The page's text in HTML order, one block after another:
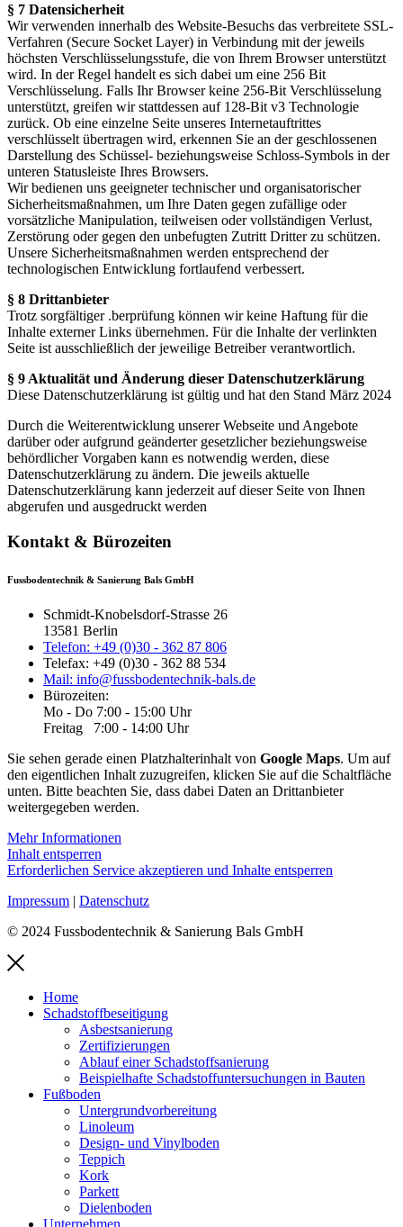
§ 7 Datensicherheit
Wir verwenden innerhalb des Website-Besuchs das verbreitete SSL-
Verfahren (Secure Socket Layer) in Verbindung mit der jeweils
höchsten Verschlüsselungsstufe, die von Ihrem Browser unterstützt
wird. In der Regel handelt es sich dabei um eine 256 Bit
Verschlüsselung. Falls Ihr Browser keine 256-Bit Verschlüsselung
unterstützt, greifen wir stattdessen auf 128-Bit v3 Technologie
zurück. Ob eine einzelne Seite unseres Internetauftrittes
verschlüsselt übertragen wird, erkennen Sie an der geschlossenen
Darstellung des Schüssel- beziehungsweise Schloss-Symbols in der
unteren Statusleiste Ihres Browsers.
Wir bedienen uns geeigneter technischer und organisatorischer
Sicherheitsmaßnahmen, um Ihre Daten gegen zufällige oder
vorsätzliche Manipulation, teilweisen oder vollständigen Verlust,
Zerstörung oder gegen den unbefugten Zutritt Dritter zu schützen.
Unsere Sicherheitsmaßnahmen werden entsprechend der
technologischen Entwicklung fortlaufend verbessert.
§ 8 Drittanbieter
Trotz sorgfältiger .berprüfung können wir keine Haftung für die
Inhalte externer Links übernehmen. Für die Inhalte der verlinkten
Seite ist ausschließlich der jeweilige Betreiber verantwortlich.
§ 9 Aktualität und Änderung dieser Datenschutzerklärung
Diese Datenschutzerklärung ist gültig und hat den Stand März 2024
Durch die Weiterentwicklung unserer Webseite und Angebote
darüber oder aufgrund geänderter gesetzlicher beziehungsweise
behördlicher Vorgaben kann es notwendig werden, diese
Datenschutzerklärung zu ändern. Die jeweils aktuelle
Datenschutzerklärung kann jederzeit auf dieser Seite von Ihnen
abgerufen und ausgedruckt werden
Kontakt & Bürozeiten
Fussbodentechnik & Sanierung Bals GmbH
Schmidt-Knobelsdorf-Strasse 26
13581 Berlin
Telefon: +49 (0)30 - 362 87 806
Telefax: +49 (0)30 - 362 88 534
Mail: info@fussbodentechnik-bals.de
Bürozeiten:
Mo - Do 7:00 - 15:00 Uhr
Freitag 7:00 - 14:00 Uhr
Sie sehen gerade einen Platzhalterinhalt von Google Maps. Um auf
den eigentlichen Inhalt zuzugreifen, klicken Sie auf die Schaltfläche
unten. Bitte beachten Sie, dass dabei Daten an Drittanbieter
weitergegeben werden.
Mehr Informationen
Inhalt entsperren
Erforderlichen Service akzeptieren und Inhalte entsperren
Impressum
Datenschutz
© 2024 Fussbodentechnik & Sanierung Bals GmbH
Home
Schadstoffbeseitigung
Asbestsanierung
Zertifizierungen
Ablauf einer Schadstoffsanierung
Beispielhafte Schadstoffuntersuchungen in Bauten
Fußboden
Untergrundvorbereitung
Linoleum
Design- und Vinylboden
Teppich
Kork
Parkett
Dielenboden
Unternehmen